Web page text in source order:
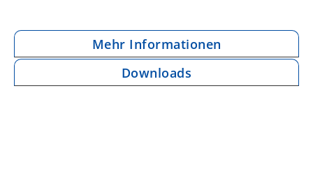
Mehr Informationen
Downloads